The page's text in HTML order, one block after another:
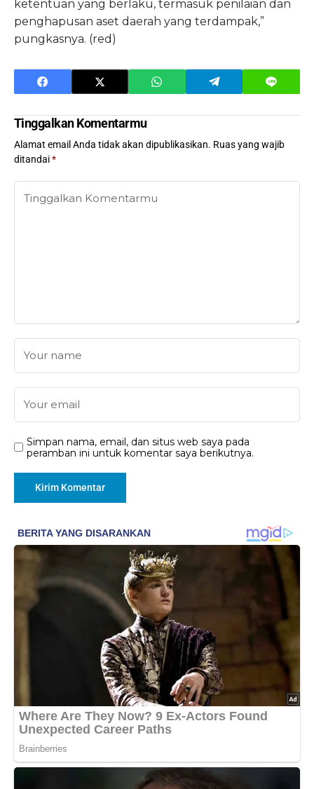
ketentuan yang berlaku, termasuk penilaian dan
penghapusan aset daerah yang terdampak,”
pungkasnya. (red)
Tinggalkan Komentarmu
Alamat email Anda tidak akan dipublikasikan. Ruas yang wajib
ditandai*
Simpan nama, email, dan situs web saya pada
peramban ini untuk komentar saya berikutnya.